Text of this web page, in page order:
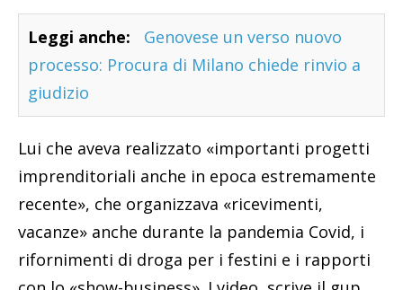
Leggi anche:
Genovese un verso nuovo
processo: Procura di Milano chiede rinvio a
giudizio
Lui che aveva realizzato «importanti progetti
imprenditoriali anche in epoca estremamente
recente», che organizzava «ricevimenti,
vacanze» anche durante la pandemia Covid, i
rifornimenti di droga per i festini e i rapporti